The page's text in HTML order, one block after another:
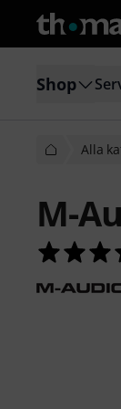
Shop
Alla
M-